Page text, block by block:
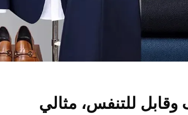
للتنفس، مثالي